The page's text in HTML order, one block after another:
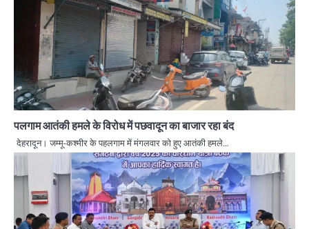
पलगाम आतंकी हमले के विरोध में पछवादून का बाजार रहा बंद
देहरादून। जम्मू-कश्मीर के पहलगाम में मंगलवार को हुए आतंकी हमले…